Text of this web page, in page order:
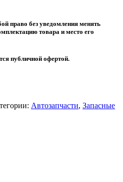
право без уведомления менять
товара и место его
публичной офертой.
Автозапчасти, Запасные